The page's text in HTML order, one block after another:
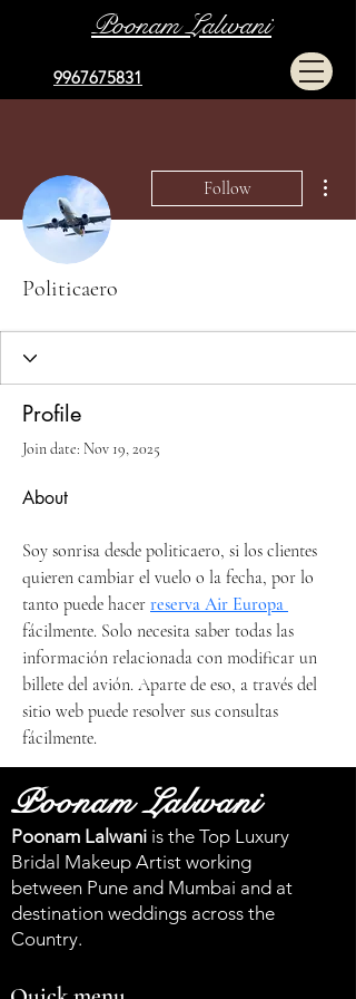
Poonam Lalwani
9967675831
Follow
Politicaero
Profile
Join date: Nov 19, 2025
About
Soy sonrisa desde politicaero, si los clientes
quieren cambiar el vuelo o la fecha, por lo
tanto puede hacer reserva Air Europa
fácilmente. Solo necesita saber todas las
información relacionada con modificar un
billete del avión. Aparte de eso, a través del
sitio web puede resolver sus consultas
fácilmente.
Poonam Lalwani
Poonam Lalwani is the Top Luxury
Bridal Makeup Artist working
between Pune and Mumbai and at
destination weddings across the
Country.